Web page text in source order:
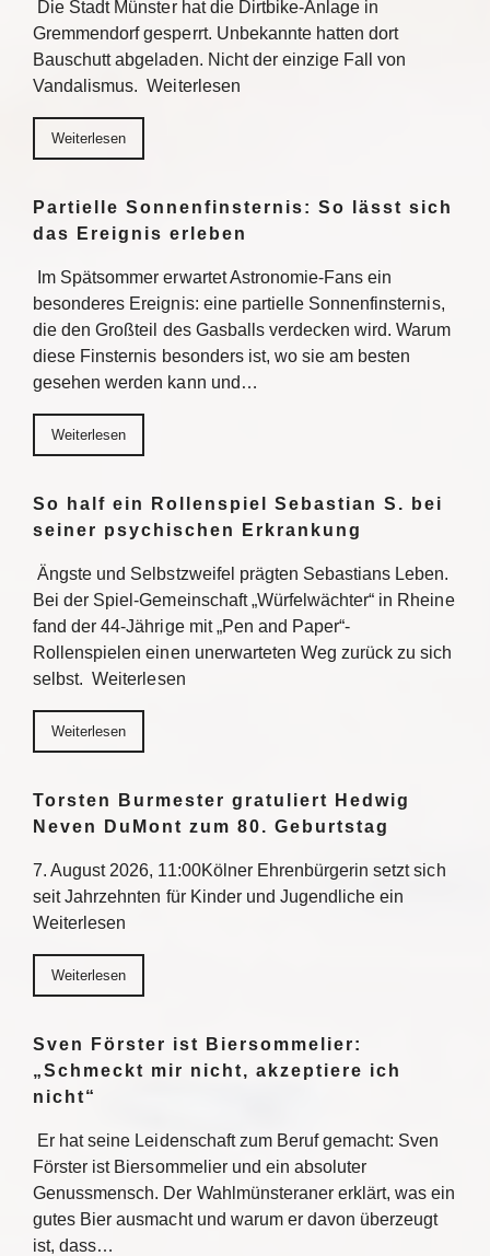
Die Stadt Münster hat die Dirtbike-Anlage in
Gremmendorf gesperrt. Unbekannte hatten dort
Bauschutt abgeladen. Nicht der einzige Fall von
Vandalismus. Weiterlesen
Weiterlesen
Partielle Sonnenfinsternis: So lässt sich
das Ereignis erleben
Im Spätsommer erwartet Astronomie-Fans ein
besonderes Ereignis: eine partielle Sonnenfinsternis,
die den Großteil des Gasballs verdecken wird. Warum
diese Finsternis besonders ist, wo sie am besten
gesehen werden kann und…
Weiterlesen
So half ein Rollenspiel Sebastian S. bei
seiner psychischen Erkrankung
Ängste und Selbstzweifel prägten Sebastians Leben.
Bei der Spiel-Gemeinschaft „Würfelwächter“ in Rheine
fand der 44-Jährige mit „Pen and Paper“-
Rollenspielen einen unerwarteten Weg zurück zu sich
selbst. Weiterlesen
Weiterlesen
Torsten Burmester gratuliert Hedwig
Neven DuMont zum 80. Geburtstag
7. August 2026, 11:00Kölner Ehrenbürgerin setzt sich
seit Jahrzehnten für Kinder und Jugendliche ein
Weiterlesen
Weiterlesen
Sven Förster ist Biersommelier:
„Schmeckt mir nicht, akzeptiere ich
nicht“
Er hat seine Leidenschaft zum Beruf gemacht: Sven
Förster ist Biersommelier und ein absoluter
Genussmensch. Der Wahlmünsteraner erklärt, was ein
gutes Bier ausmacht und warum er davon überzeugt
ist, dass…